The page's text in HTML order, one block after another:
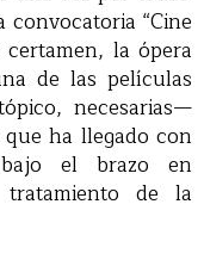
convocatoria “Cine
la ópera
de las películas
necesarias—
ha llegado con
el brazo en
de la